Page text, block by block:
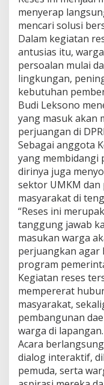
menyerap
mencari solusi
Dalam kegiatan
antusias itu,
persoalan mulai
lingkungan,
kebutuhan
Budi Leksono
yang masuk akan
perjuangan di
Sebagai anggota
yang membidangi
dirinya juga
sektor UMKM
masyarakat di
“Reses ini
tanggung jawab
masukan warga
perjuangkan agar
program
Kegiatan reses
mempererat
masyarakat,
pembangunan
warga di lapangan.
Acara
dialog interaktif,
pemuda, serta